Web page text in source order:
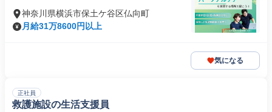
神奈川県横浜市保土ケ谷区仏向町
月給31万8600円以上
気になる
正社員
救護施設の生活支援員